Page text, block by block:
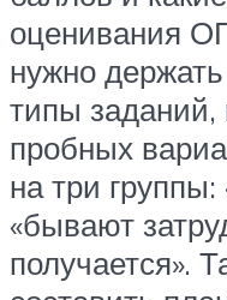
оценивания
нужно
типы заданий,
пробных
на три
«бывают
получается».